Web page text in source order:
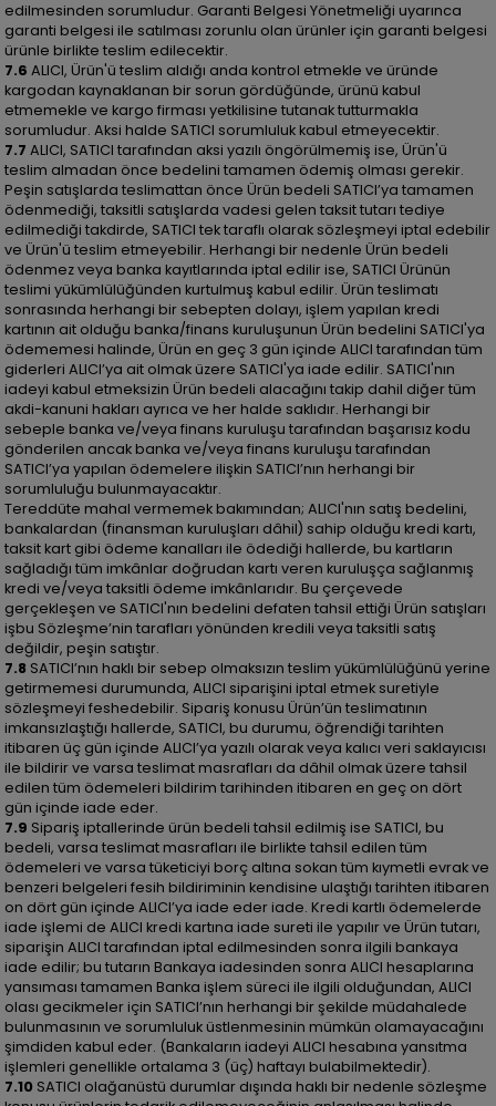
edilmesinden sorumludur. Garanti Belgesi Yönetmeliği uyarınca
garanti belgesi ile satılması zorunlu olan ürünler için garanti belgesi
ürünle birlikte teslim edilecektir.
7.6 ALICI, Ürün'ü teslim aldığı anda kontrol etmekle ve üründe
kargodan kaynaklanan bir sorun gördüğünde, ürünü kabul
etmemekle ve kargo firması yetkilisine tutanak tutturmakla
sorumludur. Aksi halde SATICI sorumluluk kabul etmeyecektir.
7.7 ALICI, SATICI tarafından aksi yazılı öngörülmemiş ise, Ürün'ü
teslim almadan önce bedelini tamamen ödemiş olması gerekir.
Peşin satışlarda teslimattan önce Ürün bedeli SATICI’ya tamamen
ödenmediği, taksitli satışlarda vadesi gelen taksit tutarı tediye
edilmediği takdirde, SATICI tek taraflı olarak sözleşmeyi iptal edebilir
ve Ürün'ü teslim etmeyebilir. Herhangi bir nedenle Ürün bedeli
ödenmez veya banka kayıtlarında iptal edilir ise, SATICI Ürünün
teslimi yükümlülüğünden kurtulmuş kabul edilir. Ürün teslimatı
sonrasında herhangi bir sebepten dolayı, işlem yapılan kredi
kartının ait olduğu banka/finans kuruluşunun Ürün bedelini SATICI'ya
ödememesi halinde, Ürün en geç 3 gün içinde ALICI tarafından tüm
giderleri ALICI’ya ait olmak üzere SATICI'ya iade edilir. SATICI'nın
iadeyi kabul etmeksizin Ürün bedeli alacağını takip dahil diğer tüm
akdi-kanuni hakları ayrıca ve her halde saklıdır. Herhangi bir
sebeple banka ve/veya finans kuruluşu tarafından başarısız kodu
gönderilen ancak banka ve/veya finans kuruluşu tarafından
SATICI’ya yapılan ödemelere ilişkin SATICI’nın herhangi bir
sorumluluğu bulunmayacaktır.
Tereddüte mahal vermemek bakımından; ALICI'nın satış bedelini,
bankalardan (finansman kuruluşları dâhil) sahip olduğu kredi kartı,
taksit kart gibi ödeme kanalları ile ödediği hallerde, bu kartların
sağladığı tüm imkânlar doğrudan kartı veren kuruluşça sağlanmış
kredi ve/veya taksitli ödeme imkânlarıdır. Bu çerçevede
gerçekleşen ve SATICI'nın bedelini defaten tahsil ettiği Ürün satışları
işbu Sözleşme’nin tarafları yönünden kredili veya taksitli satış
değildir, peşin satıştır.
7.8 SATICI’nın haklı bir sebep olmaksızın teslim yükümlülüğünü yerine
getirmemesi durumunda, ALICI siparişini iptal etmek suretiyle
sözleşmeyi feshedebilir. Sipariş konusu Ürün’ün teslimatının
imkansızlaştığı hallerde, SATICI, bu durumu, öğrendiği tarihten
itibaren üç gün içinde ALICI’ya yazılı olarak veya kalıcı veri saklayıcısı
ile bildirir ve varsa teslimat masrafları da dâhil olmak üzere tahsil
edilen tüm ödemeleri bildirim tarihinden itibaren en geç on dört
gün içinde iade eder.
7.9 Sipariş iptallerinde ürün bedeli tahsil edilmiş ise SATICI, bu
bedeli, varsa teslimat masrafları ile birlikte tahsil edilen tüm
ödemeleri ve varsa tüketiciyi borç altına sokan tüm kıymetli evrak ve
benzeri belgeleri fesih bildiriminin kendisine ulaştığı tarihten itibaren
on dört gün içinde ALICI’ya iade eder iade. Kredi kartlı ödemelerde
iade işlemi de ALICI kredi kartına iade sureti ile yapılır ve Ürün tutarı,
siparişin ALICI tarafından iptal edilmesinden sonra ilgili bankaya
iade edilir; bu tutarın Bankaya iadesinden sonra ALICI hesaplarına
yansıması tamamen Banka işlem süreci ile ilgili olduğundan, ALICI
olası gecikmeler için SATICI’nın herhangi bir şekilde müdahalede
bulunmasının ve sorumluluk üstlenmesinin mümkün olamayacağını
şimdiden kabul eder. (Bankaların iadeyi ALICI hesabına yansıtma
işlemleri genellikle ortalama 3 (üç) haftayı bulabilmektedir).
7.10 SATICI olağanüstü durumlar dışında haklı bir nedenle sözleşme